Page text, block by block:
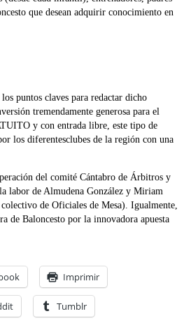
que desean adquirir conocimiento en
puntos claves para redactar dicho
tremendamente generosa para el
y con entrada libre, este tipo de
los diferentesclubes de la región con una
del comité Cántabro de Árbitros y
labor de Almudena González y Miriam
de Oficiales de Mesa). Igualmente,
de Baloncesto por la innovadora apuesta
Imprimir
Tumblr